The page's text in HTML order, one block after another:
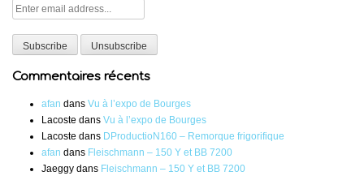
Commentaires récents
afan dans Vu à l’expo de Bourges
Lacoste dans Vu à l’expo de Bourges
Lacoste dans DProductioN160 – Remorque frigorifique
afan dans Fleischmann – 150 Y et BB 7200
Jaeggy dans Fleischmann – 150 Y et BB 7200